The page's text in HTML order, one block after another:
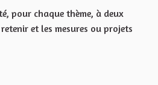
pour chaque thème, à deux
et les mesures ou projets